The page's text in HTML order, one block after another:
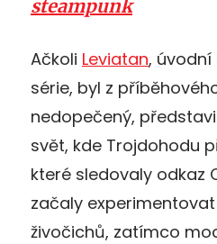
steampunk
Ačkoli Leviatan, úvodní
série, byl z
nedopečený,
svět, kde Trojdohodu
které sledovaly odkaz
začaly experimentovat
živočichů, zatímco